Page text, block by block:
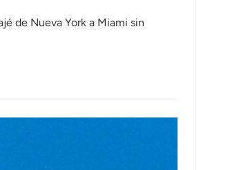
de Nueva York a Miami sin